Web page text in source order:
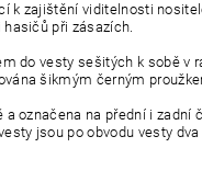
k zajištění viditelnosti
při zásazích.
do vesty sešitých k sobě v
šikmým černým
označena na přední i
jsou po obvodu vesty